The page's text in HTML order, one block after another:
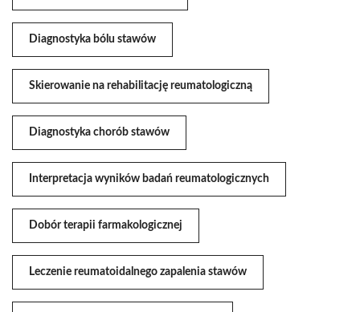
Diagnostyka bólu stawów
Skierowanie na rehabilitację reumatologiczną
Diagnostyka chorób stawów
Interpretacja wyników badań reumatologicznych
Dobór terapii farmakologicznej
Leczenie reumatoidalnego zapalenia stawów